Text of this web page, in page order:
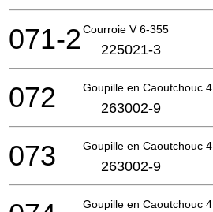
Courroie V 6-355
071-2 225021-3
Goupille en Caoutchouc 4
072 263002-9
Goupille en Caoutchouc 4
073 263002-9
Goupille en Caoutchouc 4